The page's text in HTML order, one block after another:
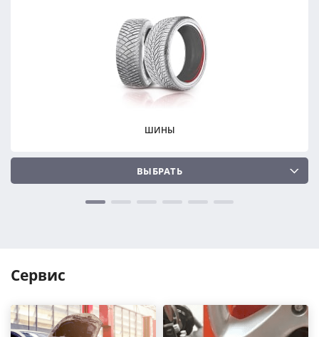
Сбросить
ПОДОБРАТЬ
Сбросить
ПОДОБРАТЬ
Сбросить
ШИНЫ
ВЫБРАТЬ
Сервис